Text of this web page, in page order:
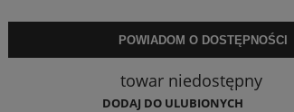
Spodenki Lniane Zenora Białe
169,00 zł
POWIADOM O DOSTĘPNOŚCI
towar niedostępny
DODAJ DO ULUBIONYCH